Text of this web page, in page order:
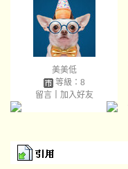
美美低
等級：8
留言｜ 加入好友